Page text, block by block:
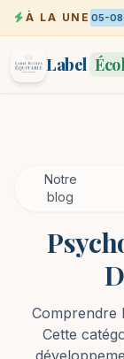
À LA UNE05-08
Label
Notre
blog
Comprendre
Cette